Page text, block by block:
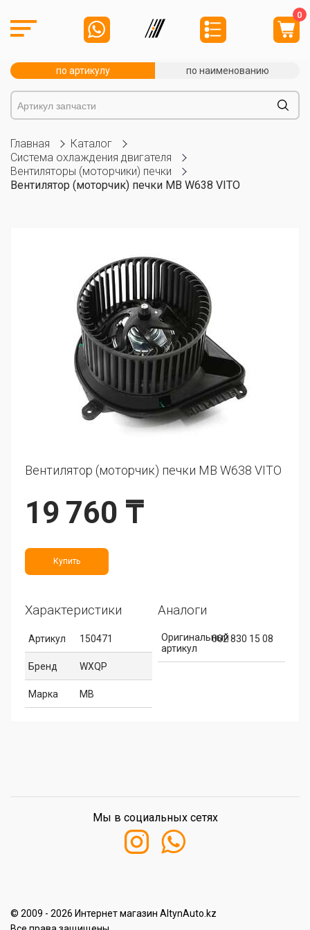
0
по артикулу по наименованию
Главная
Каталог
Система охлаждения двигателя
Вентиляторы (моторчики) печки
Вентилятор (моторчик) печки MB W638 VITO
Вентилятор (моторчик) печки MB W638 VITO
19 760 ₸
Купить
Характеристики
Артикул 150471
Бренд WXQP
Марка MB
Аналоги
Оригинальный
артикул
002 830 15 08
© 2009 - 2026 Интернет магазин AltynAuto.kz
Мы в социальных сетях